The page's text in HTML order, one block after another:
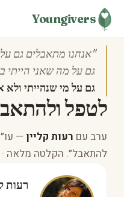
Youngivers
"אנחנו מתאבלים גם
גם על מה שאני הייתי
גם על מי שנהייתי ולא
לטפל
ערב עם רעות קליין —
להתאבל״. הקלטה מלאה · 29.4.2026
רעות